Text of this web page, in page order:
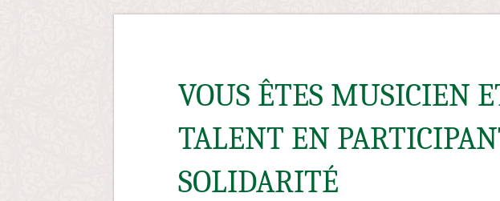
VOUS ÊTES MUSICIEN
TALENT EN
SOLIDARITÉ